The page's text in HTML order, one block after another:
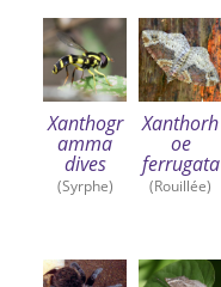
Xanthogr
amma
dives
(Syrphe)
Xanthorh
oe
ferrugata
(Rouillée)